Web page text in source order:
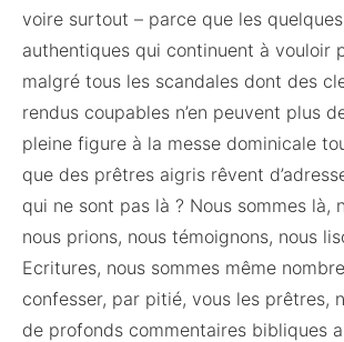
voire surtout – parce que les
authentiques qui continuent à vouloir
malgré tous les scandales dont des
rendus coupables n’en peuvent plus
pleine figure à la messe dominicale
que des prêtres aigris rêvent
qui ne sont pas là ? Nous sommes là,
nous prions, nous témoignons, nous
Ecritures, nous sommes même
confesser, par pitié, vous les prêtres,
de profonds commentaires bibliques